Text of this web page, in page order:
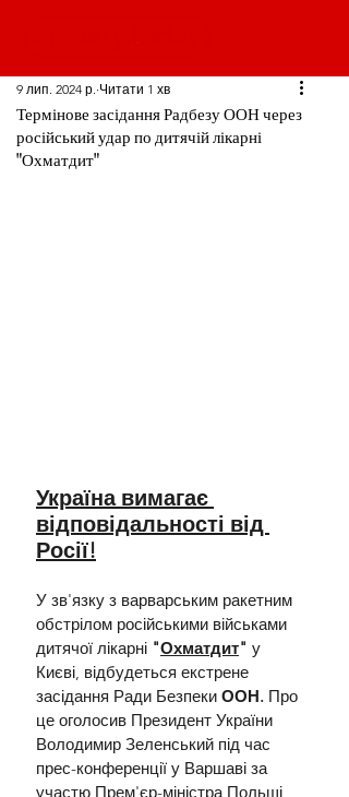
Термінове засідання Радбезу ООН через
російський удар по дитячій лікарні
"Охматдит"
9 лип. 2024 р. Читати 1 хв
Україна вимагає
відповідальності від
Росії!
У зв'язку з варварським ракетним
обстрілом російськими військами
дитячої лікарні "Охматдит" у
Києві, відбудеться екстрене
засідання Ради Безпеки ООН. Про
це оголосив Президент України
Володимир Зеленський під час
прес-конференції у Варшаві за
участю Прем'єр-міністра Польщі